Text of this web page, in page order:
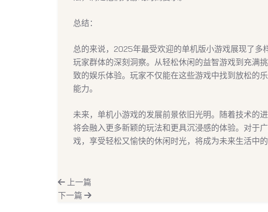
总结：
总的来说，2025年最受欢迎的单机版小游戏展现了多
玩家群体的深刻洞察。从轻松休闲的益智游戏到充满
致的娱乐体验。玩家不仅能在这些游戏中找到放松的
能力。
未来，单机小游戏的发展前景依旧光明。随着技术的
将会融入更多新颖的玩法和更具沉浸感的体验。对于
戏，享受轻松又愉快的休闲时光，将成为未来生活中的
上一篇
下一篇